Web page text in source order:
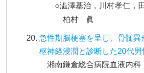
○澁澤基治，川村孝仁，
柏村 眞
急性期脳梗塞を呈し、骨髄異
枢神経浸潤と診断した20代男
湘南鎌倉総合病院血液内科